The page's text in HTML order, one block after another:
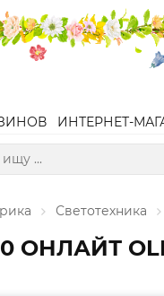
ИНТЕРНЕТ-
Светотехника
ОНЛАЙТ